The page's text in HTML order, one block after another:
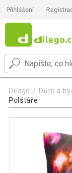
Přihlášení
Dilego Dům a
Polštáře